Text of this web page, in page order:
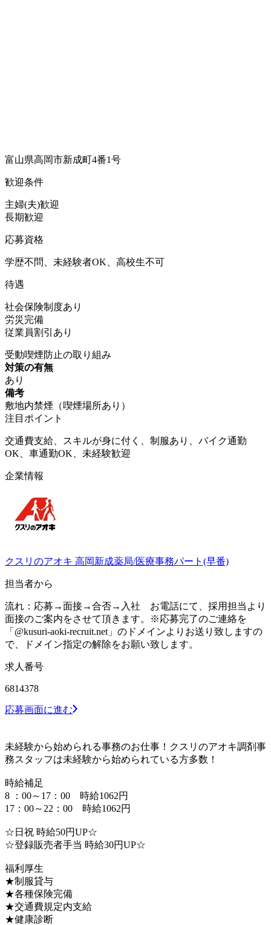
富山県高岡市新成町4番1号
歓迎条件
主婦(夫)歓迎
長期歓迎
応募資格
学歴不問、未経験者OK、高校生不可
待遇
社会保険制度あり
労災完備
従業員割引あり
受動喫煙防止の取り組み
対策の有無
あり
備考
敷地内禁煙（喫煙場所あり）
注目ポイント
交通費支給、スキルが身に付く、制服あり、バイク通勤
OK、車通勤OK、未経験歓迎
企業情報
クスリのアオキ 高岡新成薬局/医療事務パート(早番)
担当者から
流れ：応募→面接→合否→入社 お電話にて、採用担当より
面接のご案内をさせて頂きます。※応募完了のご連絡を
「@kusuri-aoki-recruit.net」のドメインよりお送り致しますの
で、ドメイン指定の解除をお願い致します。
求人番号
6814378
応募画面に進む
未経験から始められる事務のお仕事！クスリのアオキ調剤事
務スタッフは未経験から始められている方多数！
時給補足
8 ：00～17：00 時給1062円
17：00～22：00 時給1062円
☆日祝 時給50円UP☆
☆登録販売者手当 時給30円UP☆
福利厚生
★制服貸与
★各種保険完備
★交通費規定内支給
★健康診断